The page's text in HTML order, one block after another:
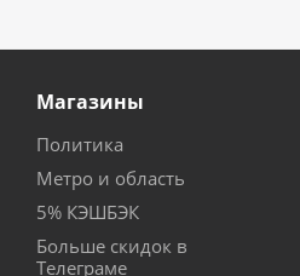
Магазины
Политика
Метро и область
5% КЭШБЭК
Больше скидок в
Телеграме